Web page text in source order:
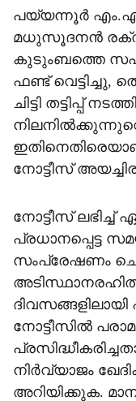
പയ്യന്നൂര്‍
മധുസൂദനന്‍
കുടുംബത്തെ
ഫണ്ട് വെട്ടിച്ചു,
ചിട്ടി തട്ടിപ്പ്
നോട്ടീസ്
നോട്ടീസ് ലഭിച്ച്
പ്രധാനപ്പെട്ട
സംപ്രേഷണം
നോട്ടീസില്‍
നിര്‍വ്യാജം
അറിയിക്കുക.